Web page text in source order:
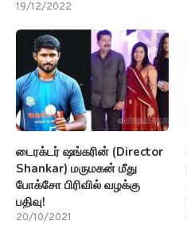
19/12/2022
டைரக்டர் ஷங்கரின் (Director
Shankar) மருமகன் மீது
போக்சோ பிரிவில் வழக்கு
பதிவு!
20/10/2021